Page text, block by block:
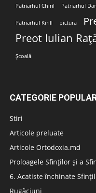
Patriarhul Chiril Patriarhul
Patriarhul Kirill pictura
Preot Iulian
Școală
CATEGORIE
Stiri
Articole preluate
Articole Ortodoxia.md
Proloagele Sfinților și a
6. Acatiste închinate
Rugăciuni